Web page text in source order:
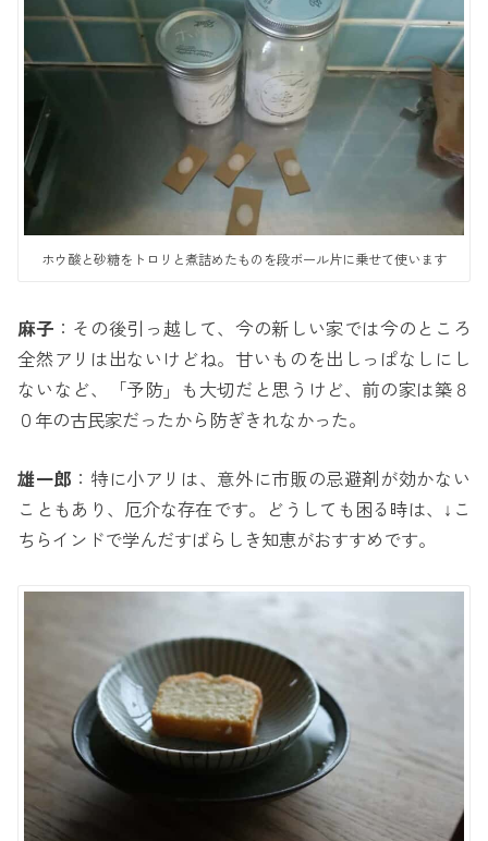
ホウ酸と砂糖をトロリと煮詰めたものを段ボール片に乗せて使います
麻子 ：その後引っ越して、今の新しい家では今のところ
全然アリは出ないけどね。甘いものを出しっぱなしにし
ないなど、「予防」も大切だと思うけど、前の家は築８
０年の古民家だったから防ぎきれなかった。
雄一郎 ：特に小アリは、意外に市販の忌避剤が効かない
こともあり、厄介な存在です。どうしても困る時は、↓こ
ちらインドで学んだすばらしき知恵がおすすめです。